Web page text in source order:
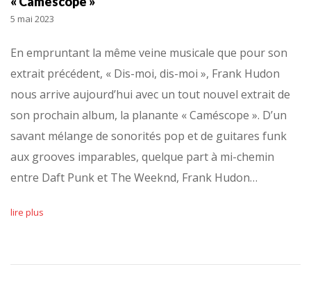
5 mai 2023
En empruntant la même veine musicale que pour son
extrait précédent, « Dis-moi, dis-moi », Frank Hudon
nous arrive aujourd’hui avec un tout nouvel extrait de
son prochain album, la planante « Caméscope ». D’un
savant mélange de sonorités pop et de guitares funk
aux grooves imparables, quelque part à mi-chemin
entre Daft Punk et The Weeknd, Frank Hudon…
lire plus